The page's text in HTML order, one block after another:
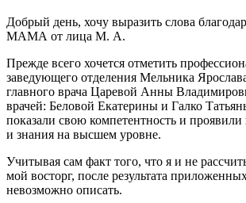
Добрый день, хочу выразить слова
МАМА от лица М. А.
Прежде всего хочется отметить
заведующего отделения Мельника
главного врача Царевой Анны
врачей: Беловой Екатерины и Галко
показали свою компетентность и
и знания на высшем уровне.
Учитывая сам факт того, что я и не
мой восторг, после результата
невозможно описать.